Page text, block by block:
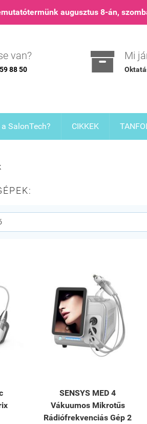
augusztus 8-án,
van?
88 50  Mi
SalonTech? CIKKEK
SENSYS MED 4
Vákuumos Mikrotűs
Rádiófrekvenciás Gép 2